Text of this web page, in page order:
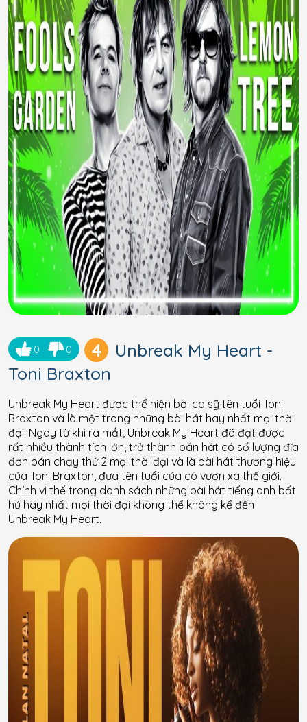
0 0 4
Unbreak My Heart -
Toni Braxton
Unbreak My Heart được thể hiện bởi ca sỹ tên tuổi Toni
Braxton và là một trong những bài hát hay nhất mọi thời
đại. Ngay từ khi ra mắt, Unbreak My Heart đã đạt được
rất nhiều thành tích lớn, trở thành bán hát có số lượng đĩa
đơn bán chạy thứ 2 mọi thời đại và là bài hát thương hiệu
của Toni Braxton, đưa tên tuổi của cô vươn xa thế giới.
Chính vì thế trong danh sách những bài hát tiếng anh bất
hủ hay nhất mọi thời đại không thể không kể đến
Unbreak My Heart.